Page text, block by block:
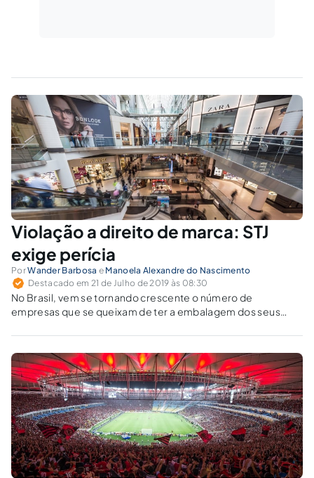
Violação a direito de marca: STJ
exige perícia
PorWander Barbosa e Manoela Alexandre do Nascimento
Destacado em 21 de Julho de 2019 às 08:30
No Brasil, vem se tornando crescente o número de
empresas que se queixam de ter a embalagem dos seus
por outras, parcial ou integralmente.